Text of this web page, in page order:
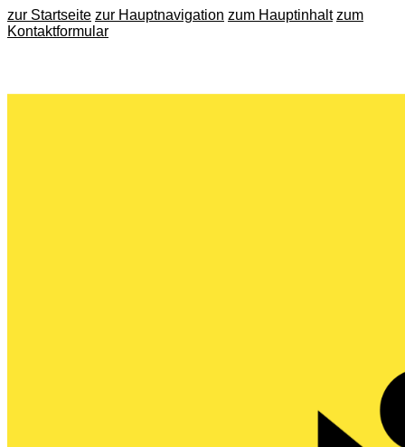
zur Startseite zur Hauptnavigation zum Hauptinhalt zum
Kontaktformular